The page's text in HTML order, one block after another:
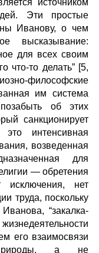
источником
Эти простые
Иванову, о чем
высказывание:
для всех своим
что-то делать” [5,
философские
им система
об этих
санкционирует
интенсивная
возведенная
для
— обретения
исключения, нет
труда, поскольку
“закалка-
его взаимосвязи
а не